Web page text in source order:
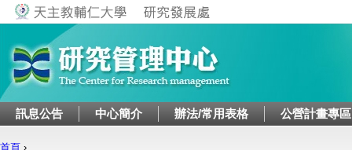
Jump to navigation
訊息公告 中心簡介 辦法/常用表格 公營計畫專區
首頁 ›